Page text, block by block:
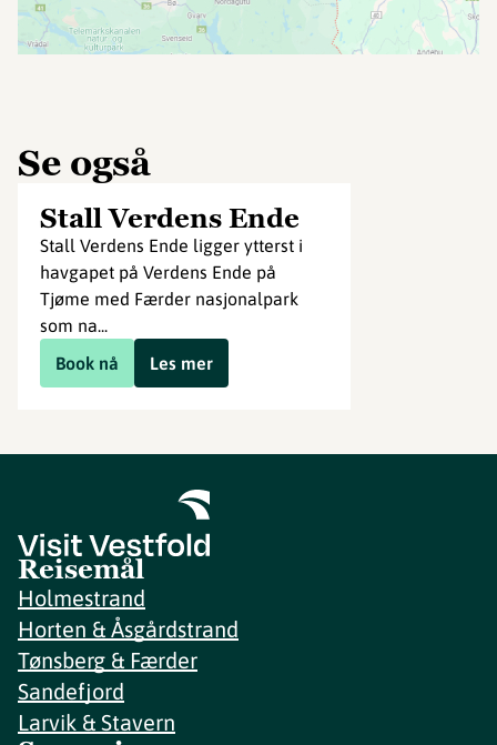
Se også
Stall Verdens Ende
Stall Verdens Ende ligger ytterst i
havgapet på Verdens Ende på
Tjøme med Færder nasjonalpark
som na...
Book nå
Les mer
Reisemål
Holmestrand
Horten & Åsgårdstrand
Tønsberg & Færder
Sandefjord
Larvik & Stavern